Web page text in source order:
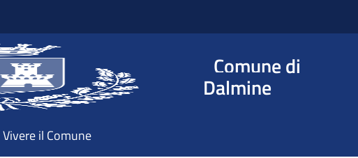
Comune di
Dalmine
Vivere il Comune